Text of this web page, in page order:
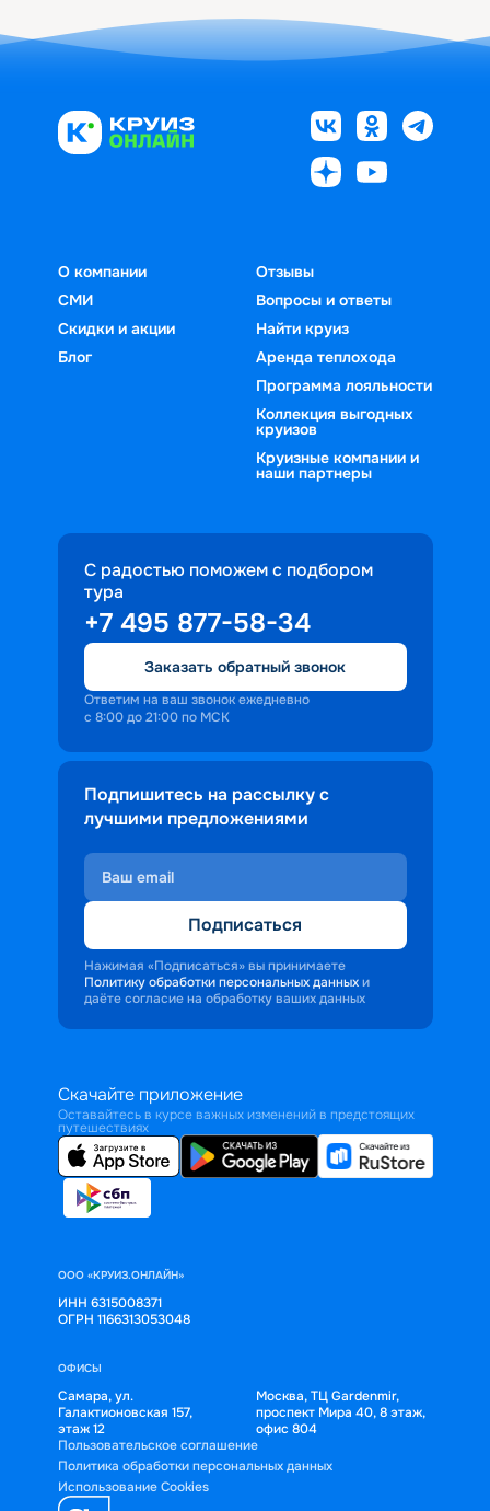
О компании
СМИ
Скидки и акции
Блог
Отзывы
Вопросы и ответы
Найти круиз
Аренда теплохода
Программа лояльности
Коллекция выгодных
круизов
Круизные компании и
наши партнеры
С радостью поможем с подбором
тура
+7 495 877-58-34
Заказать обратный звонок
Ответим на ваш звонок ежедневно
с 8:00 до 21:00 по МСК
Подпишитесь на рассылку с
лучшими предложениями
Подписаться
Нажимая «Подписаться» вы принимаете
Политику обработки персональных данных и
даёте согласие на обработку ваших данных
Скачайте приложение
Оставайтесь в курсе важных изменений в предстоящих
путешествиях
ООО «КРУИЗ.ОНЛАЙН»
ИНН 6315008371
ОГРН 1166313053048
ОФИСЫ
Самара, ул.
Галактионовская 157,
этаж 12
Москва, ТЦ Gardenmir,
проспект Мира 40, 8 этаж,
офис 804
Пользовательское соглашение
Политика обработки персональных данных
Использование Cookies